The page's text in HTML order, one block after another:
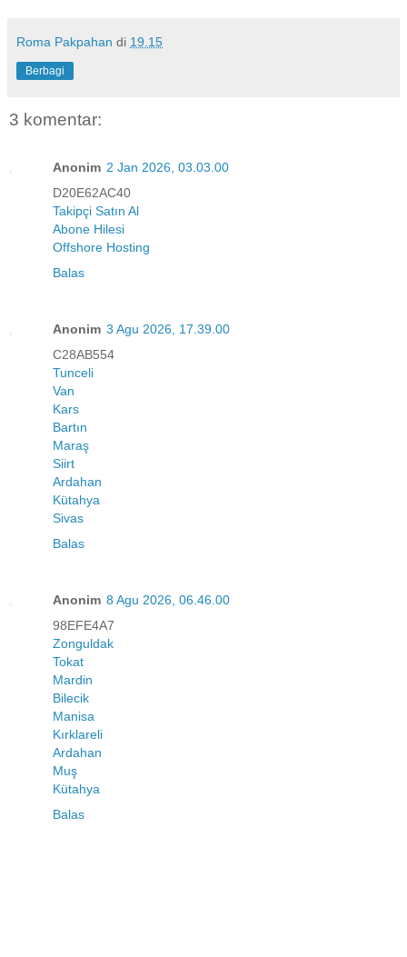
Roma Pakpahan di 19.15
Berbagi
3 komentar:
Anonim 2 Jan 2026, 03.03.00
D20E62AC40
Takipçi Satın Al
Abone Hilesi
Offshore Hosting
Balas
Anonim 3 Agu 2026, 17.39.00
C28AB554
Tunceli
Van
Kars
Bartın
Maraş
Siirt
Ardahan
Kütahya
Sivas
Balas
Anonim 8 Agu 2026, 06.46.00
98EFE4A7
Zonguldak
Tokat
Mardin
Bilecik
Manisa
Kırklareli
Ardahan
Muş
Kütahya
Balas